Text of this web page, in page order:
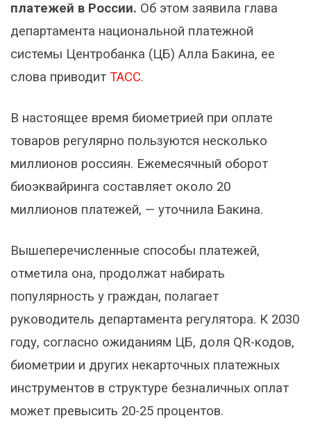
платежей в России. Об этом заявила глава
департамента национальной платежной
системы Центробанка (ЦБ) Алла Бакина, ее
слова приводит ТАСС.
В настоящее время биометрией при оплате
товаров регулярно пользуются несколько
миллионов россиян. Ежемесячный оборот
биоэквайринга составляет около 20
миллионов платежей, — уточнила Бакина.
Вышеперечисленные способы платежей,
отметила она, продолжат набирать
популярность у граждан, полагает
руководитель департамента регулятора. К 2030
году, согласно ожиданиям ЦБ, доля QR-кодов,
биометрии и других некарточных платежных
инструментов в структуре безналичных оплат
может превысить 20-25 процентов.